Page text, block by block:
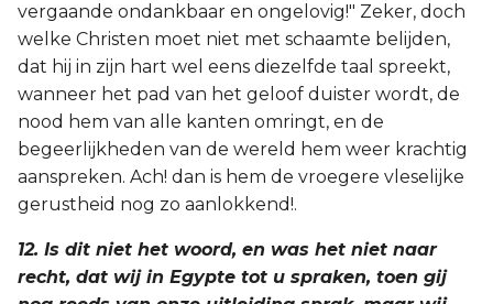
vergaande ondankbaar en ongelovig!" Zeker, doch
welke Christen moet niet met schaamte belijden,
dat hij in zijn hart wel eens diezelfde taal spreekt,
wanneer het pad van het geloof duister wordt, de
nood hem van alle kanten omringt, en de
begeerlijkheden van de wereld hem weer krachtig
aanspreken. Ach! dan is hem de vroegere vleselijke
gerustheid nog zo aanlokkend!.
12. Is dit niet het woord, en was het niet naar
recht, dat wij in Egypte tot u spraken, toen gij